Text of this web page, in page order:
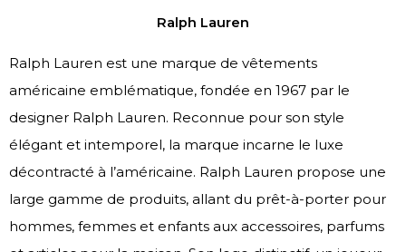
Ralph Lauren
Ralph Lauren est une marque de vêtements
américaine emblématique, fondée en 1967 par le
designer Ralph Lauren. Reconnue pour son style
élégant et intemporel, la marque incarne le luxe
décontracté à l’américaine. Ralph Lauren propose une
large gamme de produits, allant du prêt-à-porter pour
hommes, femmes et enfants aux accessoires, parfums